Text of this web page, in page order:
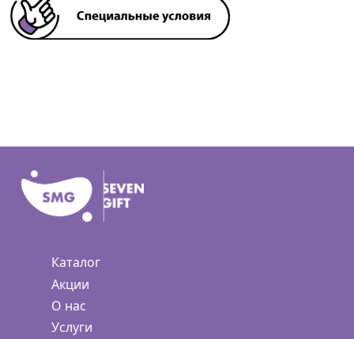
Каталог
Акции
О нас
Услуги